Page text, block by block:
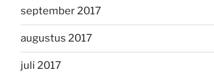
september 2017
augustus 2017
juli 2017